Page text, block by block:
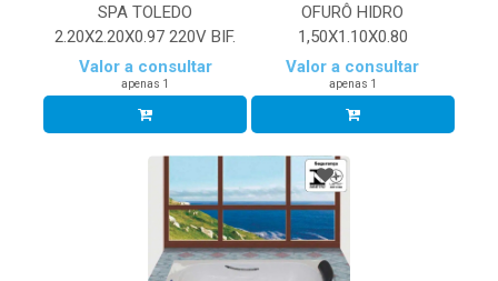
SPA TOLEDO
2.20X2.20X0.97 220V BIF.
Valor a consultar
apenas 1
OFURÔ HIDRO
1,50X1.10X0.80
Valor a consultar
apenas 1